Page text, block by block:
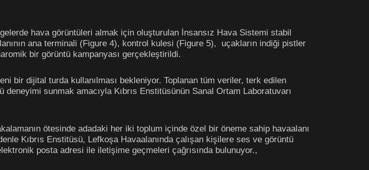
hava görüntüleri almak için oluşturulan İnsansız Hava Sistemi stabil
ana terminali (Figure 4), kontrol kulesi (Figure 5), uçakların indiği pistler
bir görüntü kampanyası gerçekleştirildi.
bir dijital turda kullanılması bekleniyor. Toplanan tüm veriler, terk edilen
sunmak amacıyla Kıbrıs Enstitüsünün Sanal Ortam Laboratuvarı
ötesinde adadaki her iki toplum içinde özel bir öneme sahip havaalanı
Kıbrıs Enstitüsü, Lefkoşa Havaalanında çalışan kişilere ses ve görüntü
posta adresi ile iletişime geçmeleri çağrısında bulunuyor.,